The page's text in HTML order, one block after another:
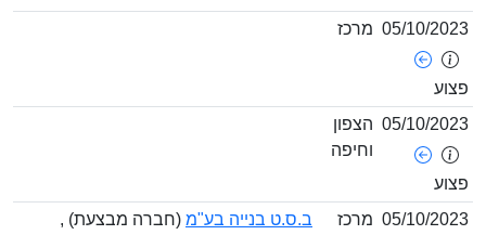
05/10/ מרכז
05/10/ הצפון
וחיפה
05/10/ מרכז ב.ס.ט בנייה בע"מ(חברה מבצעת) ,